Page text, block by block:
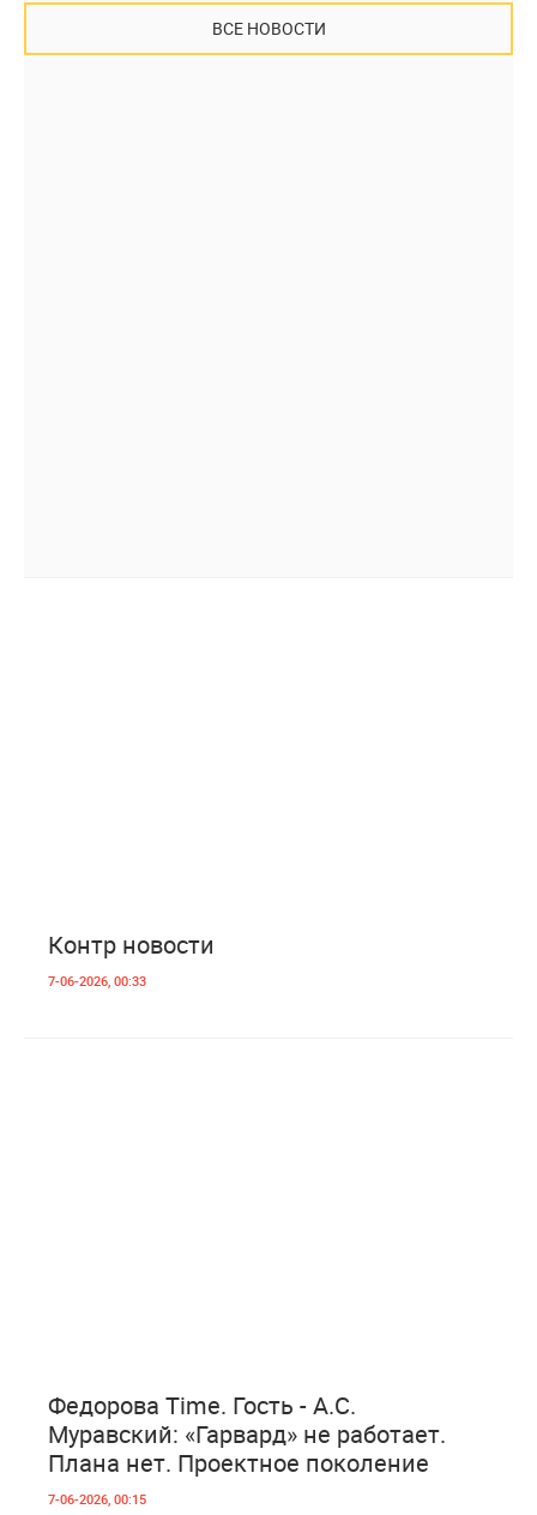
ВСЕ НОВОСТИ
Контр новости
7-06-2026, 00:33
Федорова Time. Гость - А.С.
Муравский: «Гарвард» не работает.
Плана нет. Проектное поколение
7-06-2026, 00:15